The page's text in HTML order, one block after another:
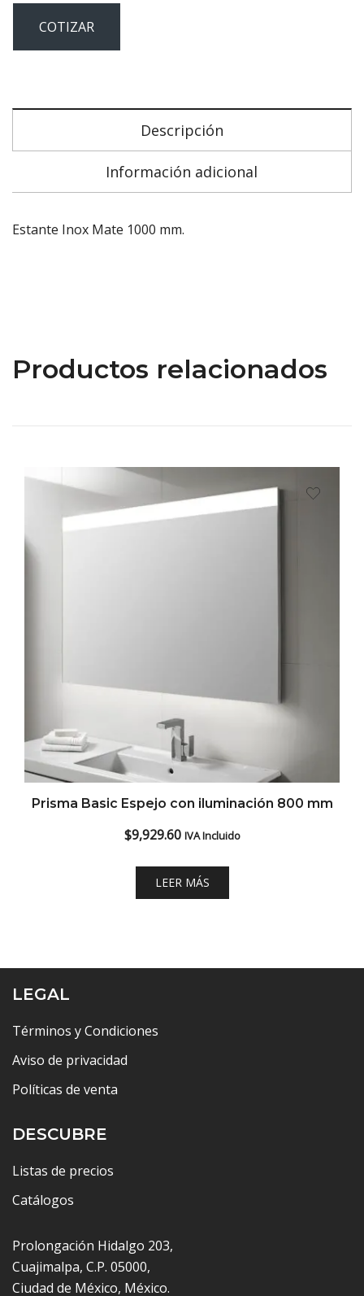
COTIZAR
Descripción
Información adicional
Estante Inox Mate 1000 mm.
Productos relacionados
Prisma Basic Espejo con iluminación 800 mm
$9,929.60 IVA Incluido
LEER MÁS
LEGAL
Términos y Condiciones
Aviso de privacidad
Políticas de venta
DESCUBRE
Listas de precios
Catálogos
Prolongación Hidalgo 203,
Cuajimalpa, C.P. 05000,
Ciudad de México, México.